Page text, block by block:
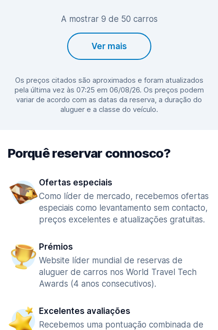
A mostrar 9 de 50 carros
Ver mais
Os preços citados são aproximados e foram atualizados
pela última vez às 07:25 em 06/08/26. Os preços podem
variar de acordo com as datas da reserva, a duração do
aluguer e a classe do veículo.
Porquê reservar connosco?
Ofertas especiais
Como líder de mercado, recebemos ofertas
especiais como levantamento sem contacto,
preços excelentes e atualizações gratuitas.
Prémios
Website líder mundial de reservas de
aluguer de carros nos World Travel Tech
Awards (4 anos consecutivos).
Excelentes avaliações
Recebemos uma pontuação combinada de